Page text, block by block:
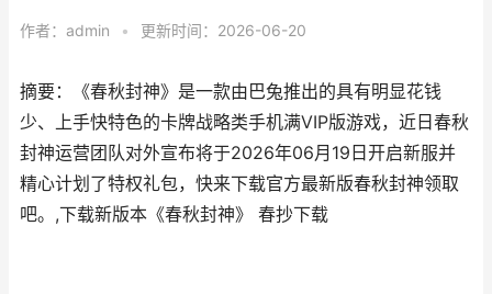
作者： admin • 更新时间：2026-06-20
摘要：《春秋封神》是一款由巴兔推出的具有明显花钱
少、上手快特色的卡牌战略类手机满VIP版游戏，近日春秋
封神运营团队对外宣布将于2026年06月19日开启新服并
精心计划了特权礼包，快来下载官方最新版春秋封神领取
吧。,下载新版本《春秋封神》 春抄下载